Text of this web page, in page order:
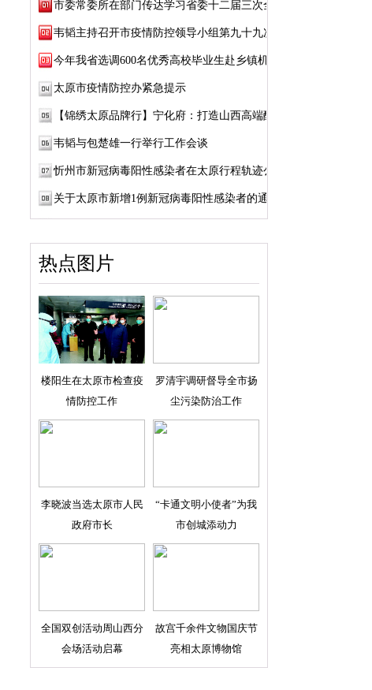
市委常委所在部门传达学习省委十二届三次全...
韦韬主持召开市疫情防控领导小组第九十九次会议
今年我省选调600名优秀高校毕业生赴乡镇机关...
太原市疫情防控办紧急提示
【锦绣太原品牌行】宁化府：打造山西高端醋品牌
韦韬与包楚雄一行举行工作会谈
忻州市新冠病毒阳性感染者在太原行程轨迹公布
关于太原市新增1例新冠病毒阳性感染者的通告
热点图片
楼阳生在太原市检查疫
情防控工作
罗清宇调研督导全市扬
尘污染防治工作
李晓波当选太原市人民
政府市长
“卡通文明小使者”为我
市创城添动力
全国双创活动周山西分
会场活动启幕
故宫千余件文物国庆节
亮相太原博物馆